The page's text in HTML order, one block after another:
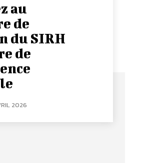
au
de
du SIRH
de
2026